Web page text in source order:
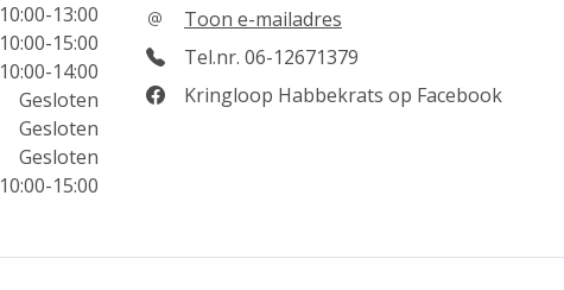
10:00-13:00
10:00-15:00
10:00-14:00
Gesloten
Gesloten
Gesloten
10:00-15:00
Toon e-mailadres
Tel.nr. 06-12671379
Kringloop Habbekrats op Facebook